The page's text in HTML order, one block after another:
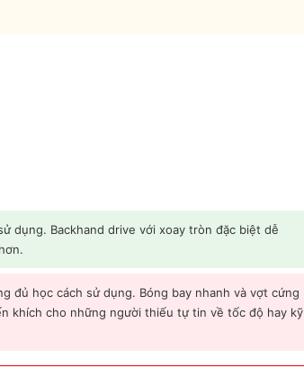
dụng. Backhand drive với xoay tròn đặc biệt dễ
đủ học cách sử dụng. Bóng bay nhanh và vợt cứng
khích cho những người thiếu tự tin về tốc độ hay kỹ